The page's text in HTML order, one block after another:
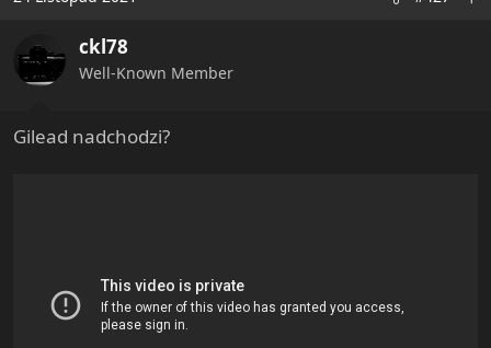
t
o
s
ckl78
Well-Known Member
Gilead nadchodzi?